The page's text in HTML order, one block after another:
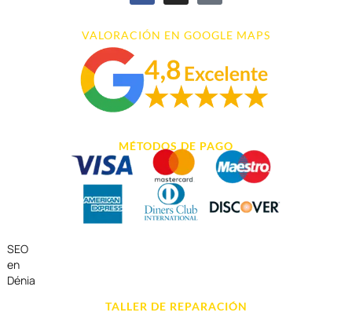
VALORACIÓN EN GOOGLE MAPS
MÉTODOS DE PAGO
SEO
en
Dénia
TALLER DE REPARACIÓN